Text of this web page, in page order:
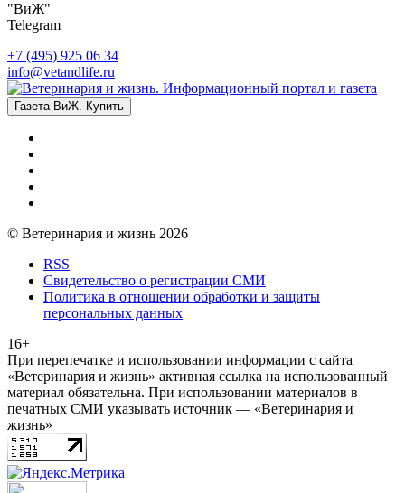
"ВиЖ"
Telegram
+7 (495) 925 06 34
info@vetandlife.ru
Газета ВиЖ. Купить
© Ветеринария и жизнь 2026
RSS
Свидетельство о регистрации СМИ
Политика в отношении обработки и защиты
персональных данных
16+
При перепечатке и использовании информации с сайта
«Ветеринария и жизнь» активная ссылка на использованный
материал обязательна. При использовании материалов в
печатных СМИ указывать источник — «Ветеринария и
жизнь»